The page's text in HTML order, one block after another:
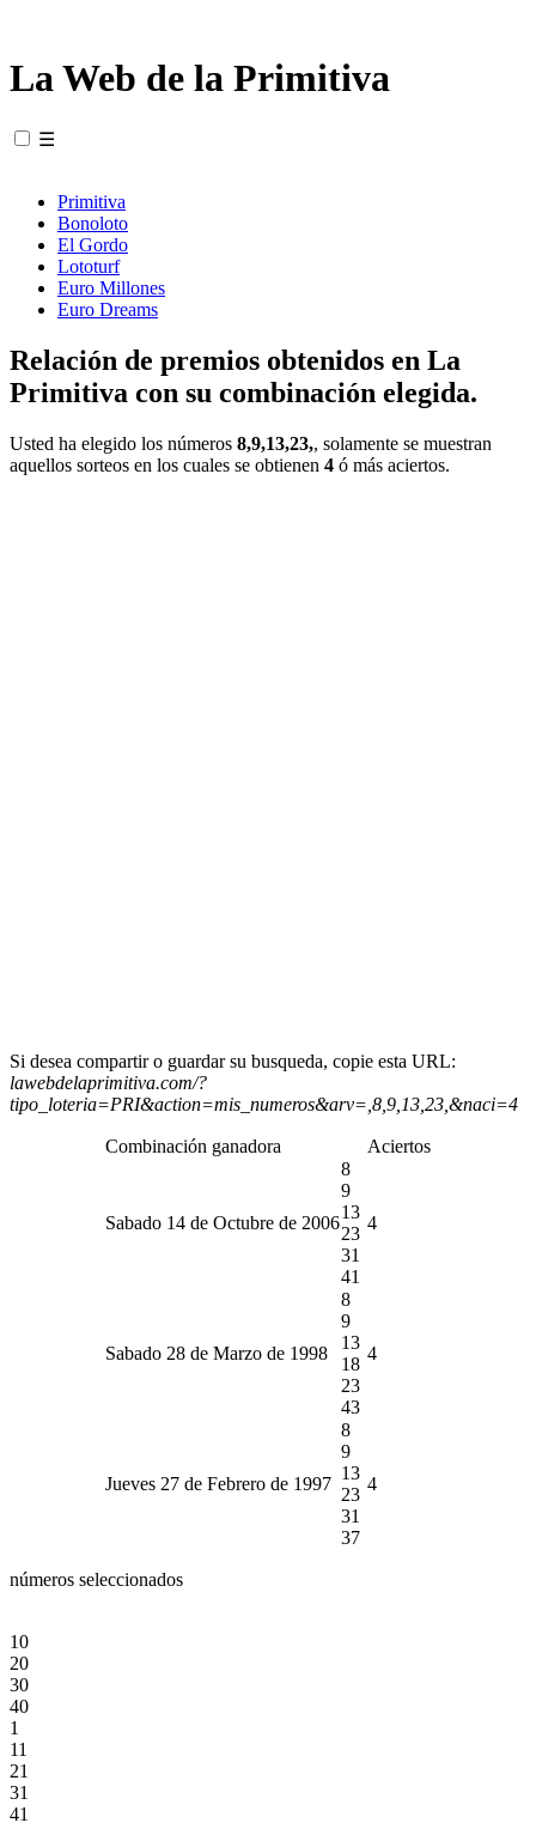
La Web de la Primitiva
☰
Primitiva
Bonoloto
El Gordo
Lototurf
Euro Millones
Euro Dreams
Relación de premios obtenidos en La
Primitiva con su combinación elegida.
Usted ha elegido los números 8,9,13,23,, solamente se muestran
aquellos sorteos en los cuales se obtienen 4 ó más aciertos.
Si desea compartir o guardar su busqueda, copie esta URL:
lawebdelaprimitiva.com/?
tipo_loteria=PRI&action=mis_numeros&arv=,8,9,13,23,&naci=4
Combinación ganadora Aciertos
Sabado 14 de Octubre de 2006
8
9
13
23
31
41
4
Sabado 28 de Marzo de 1998
8
9
13
18
23
43
4
Jueves 27 de Febrero de 1997
8
9
13
23
31
37
4
números seleccionados
10
20
30
40
1
11
21
31
41